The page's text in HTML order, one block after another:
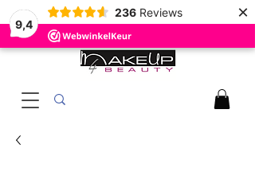
9,4
236 Reviews ×